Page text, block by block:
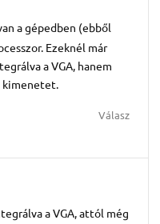
a gépedben (ebből
Ezeknél már
a VGA, hanem
kimenetet.
Válasz
a VGA, attól még